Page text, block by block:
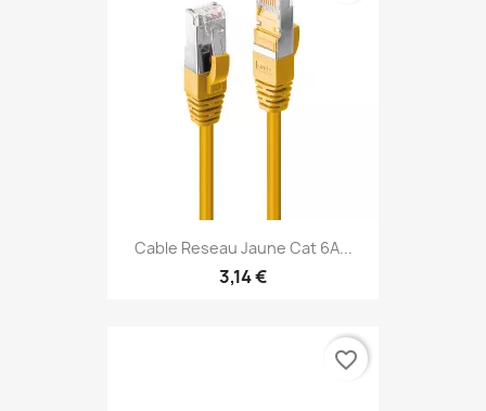
Cable Reseau Jaune Cat 6A...
3,14 €
favorite_border